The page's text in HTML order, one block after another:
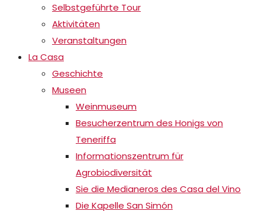
Selbstgeführte Tour
Aktivitäten
Veranstaltungen
La Casa
Geschichte
Museen
Weinmuseum
Besucherzentrum des Honigs von
Teneriffa
Informationszentrum für
Agrobiodiversität
Sie die Medianeros des Casa del Vino
Die Kapelle San Simón